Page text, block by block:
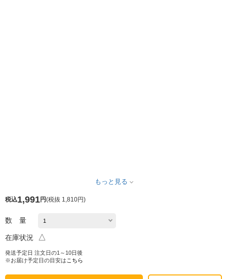
もっと見る
税込1,991円(税抜 1,810円)
数 量
在庫状況 △
発送予定日 注文日の1～10日後
※お届け予定日の目安は こちら